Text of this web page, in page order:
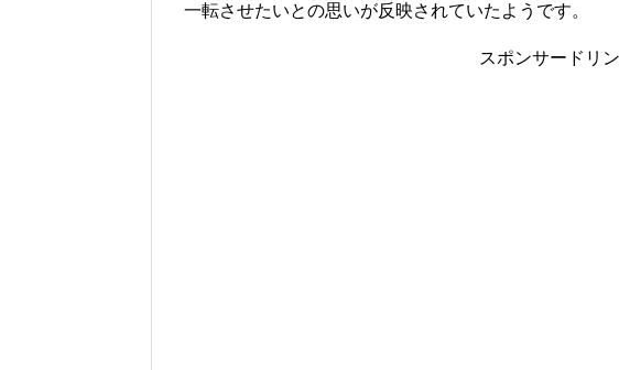
一転させたいとの思いが反映されていたようです。
スポンサードリ